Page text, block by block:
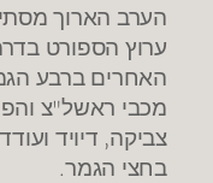
הערב הארוך
ערוץ הספורט
האחרים ברבע
מכבי ראשל"צ
צביקה, דיויד
בחצי הגמר.